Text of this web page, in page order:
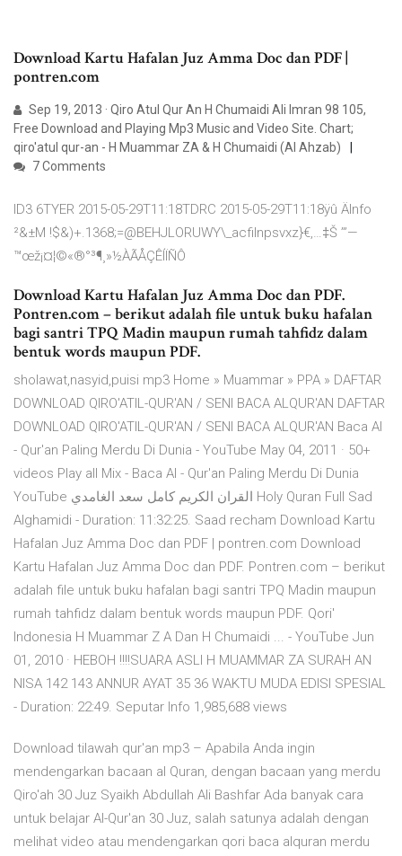
Download Kartu Hafalan Juz Amma Doc dan PDF |
pontren.com
Sep 19, 2013 · Qiro Atul Qur An H Chumaidi Ali Imran 98 105,
Free Download and Playing Mp3 Music and Video Site. Chart;
qiro'atul qur-an - H Muammar ZA & H Chumaidi (Al Ahzab)
7 Comments
ID3 6TYER 2015-05-29T11:18TDRC 2015-05-29T11:18ÿû ÄInfo
²&±M !$&)+.1368;=@BEHJLORUWY\_acfilnpsvxz}€‚…‡Š ’”—
™œž¡¤¦©«®°³¶¸»½ÀÃÅÇÊÍÏÑÔ
Download Kartu Hafalan Juz Amma Doc dan PDF.
Pontren.com – berikut adalah file untuk buku hafalan
bagi santri TPQ Madin maupun rumah tahfidz dalam
bentuk words maupun PDF.
sholawat,nasyid,puisi mp3 Home » Muammar » PPA » DAFTAR
DOWNLOAD QIRO'ATIL-QUR'AN / SENI BACA ALQUR'AN DAFTAR
DOWNLOAD QIRO'ATIL-QUR'AN / SENI BACA ALQUR'AN Baca Al
- Qur'an Paling Merdu Di Dunia - YouTube May 04, 2011 · 50+
videos Play all Mix - Baca Al - Qur'an Paling Merdu Di Dunia
YouTube القران الكريم كامل سعد الغامدي Holy Quran Full Sad
Alghamidi - Duration: 11:32:25. Saad recham Download Kartu
Hafalan Juz Amma Doc dan PDF | pontren.com Download
Kartu Hafalan Juz Amma Doc dan PDF. Pontren.com – berikut
adalah file untuk buku hafalan bagi santri TPQ Madin maupun
rumah tahfidz dalam bentuk words maupun PDF. Qori'
Indonesia H Muammar Z A Dan H Chumaidi ... - YouTube Jun
01, 2010 · HEBOH !!!!SUARA ASLI H MUAMMAR ZA SURAH AN
NISA 142 143 ANNUR AYAT 35 36 WAKTU MUDA EDISI SPESIAL
- Duration: 22:49. Seputar Info 1,985,688 views
Download tilawah qur'an mp3 – Apabila Anda ingin
mendengarkan bacaan al Quran, dengan bacaan yang merdu
Qiro'ah 30 Juz Syaikh Abdullah Ali Bashfar Ada banyak cara
untuk belajar Al-Qur'an 30 Juz, salah satunya adalah dengan
melihat video atau mendengarkan qori baca alquran merdu